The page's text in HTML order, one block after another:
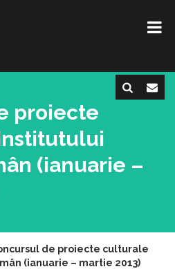
proiecte
(ianuarie –
de proiecte culturale
(ianuarie – martie 2013)